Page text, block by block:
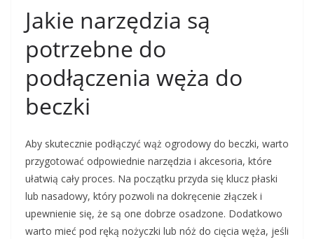
Jakie narzędzia są
potrzebne do
podłączenia węża do
beczki
Aby skutecznie podłączyć wąż ogrodowy do beczki, warto
przygotować odpowiednie narzędzia i akcesoria, które
ułatwią cały proces. Na początku przyda się klucz płaski
lub nasadowy, który pozwoli na dokręcenie złączek i
upewnienie się, że są one dobrze osadzone. Dodatkowo
warto mieć pod ręką nożyczki lub nóż do cięcia węża, jeśli